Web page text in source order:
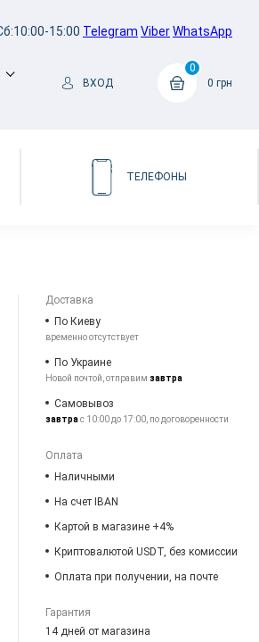
15:00 Telegram ViberWhatsApp
ВХОД
0
0 грн
ТЕЛЕФОНЫ
Доставка
По Киеву
временно отсутствует
По Украине
Новой почтой, отправимзавтра
Самовывоз
завтрас 10:00 до 17:00, по договоренности
Оплата
Наличными
На счет IBAN
Картой в магазине +4%
Криптовалютой USDT, без комиссии
Оплата при получении, на почте
Гарантия
14 дней от магазина